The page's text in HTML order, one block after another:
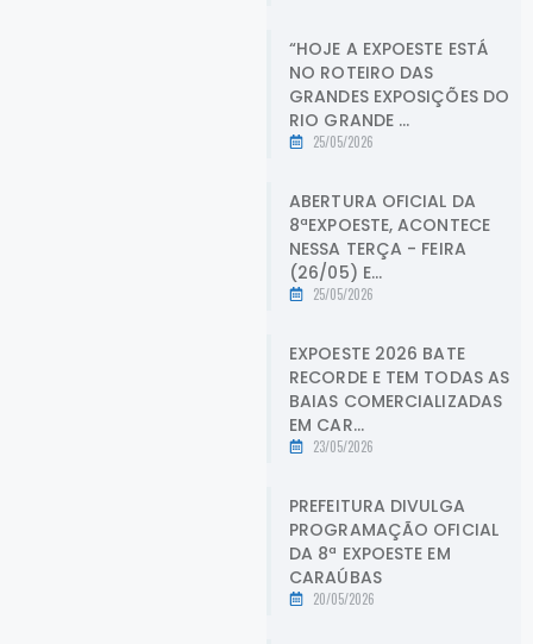
“HOJE A EXPOESTE ESTÁ
NO ROTEIRO DAS
GRANDES EXPOSIÇÕES DO
RIO GRANDE ...
25/05/2026
ABERTURA OFICIAL DA
8ªEXPOESTE, ACONTECE
NESSA TERÇA - FEIRA
(26/05) E...
25/05/2026
EXPOESTE 2026 BATE
RECORDE E TEM TODAS AS
BAIAS COMERCIALIZADAS
EM CAR...
23/05/2026
PREFEITURA DIVULGA
PROGRAMAÇÃO OFICIAL
DA 8ª EXPOESTE EM
CARAÚBAS
20/05/2026